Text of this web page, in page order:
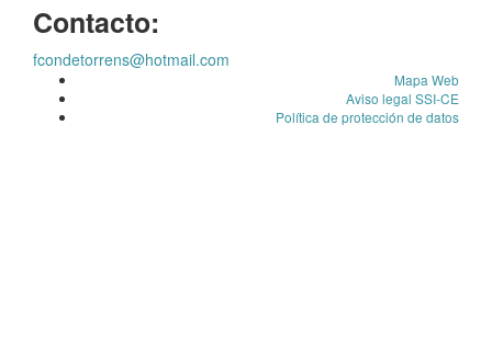
Contacto:
fcondetorrens@hotmail.com
Mapa Web
Aviso legal SSI-CE
Política de protección de datos